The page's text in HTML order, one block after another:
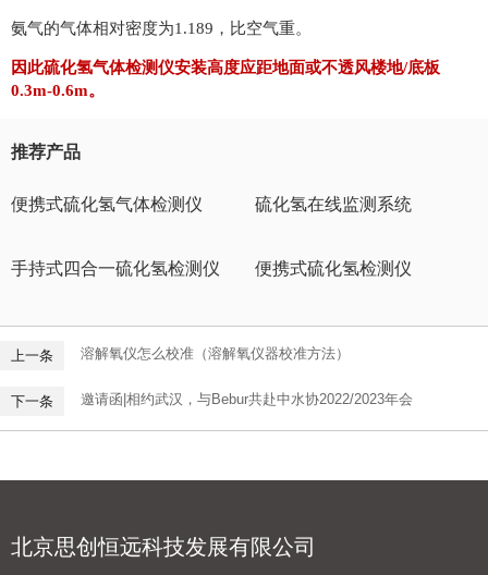
氨气的气体相对密度为1.189，比空气重。
因此硫化氢气体检测仪安装高度应距地面或不透风楼地/底板
0.3m-0.6m。
推荐产品
便携式硫化氢气体检测仪 硫化氢在线监测系统
手持式四合一硫化氢检测仪 便携式硫化氢检测仪
上一条 溶解氧仪怎么校准（溶解氧仪器校准方法）
下一条 邀请函|相约武汉，与Bebur共赴中水协2022/2023年会
北京思创恒远科技发展有限公司